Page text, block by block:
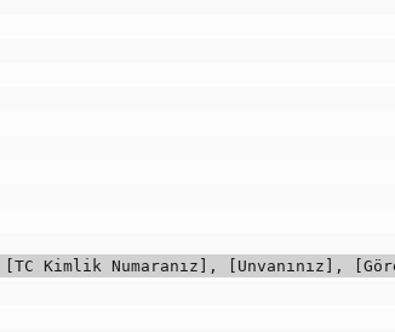
Kimlik Numaranız], [Unvanınız],